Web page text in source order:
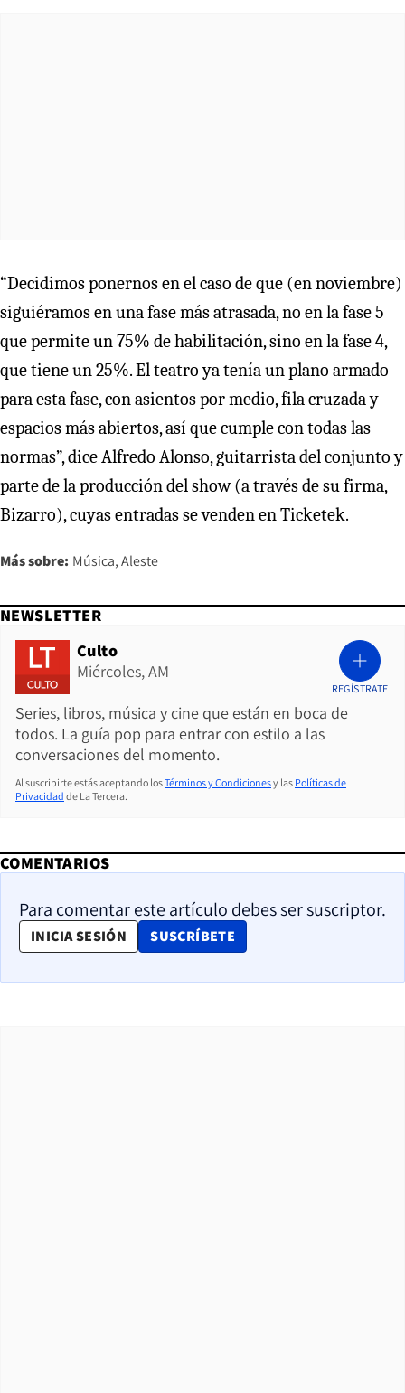
“Decidimos ponernos en el caso de que (en noviembre)
siguiéramos en una fase más atrasada, no en la fase 5
que permite un 75% de habilitación, sino en la fase 4,
que tiene un 25%. El teatro ya tenía un plano armado
para esta fase, con asientos por medio, fila cruzada y
espacios más abiertos, así que cumple con todas las
normas”, dice Alfredo Alonso, guitarrista del conjunto y
parte de la producción del show (a través de su firma,
Bizarro), cuyas entradas se venden en Ticketek.
Más sobre: Música Aleste
NEWSLETTER
Culto
Miércoles, AM
Series, libros, música y cine que están en boca de
todos. La guía pop para entrar con estilo a las
conversaciones del momento.
REGÍSTRATE
Al suscribirte estás aceptando losTérminos y Condicionesy las Políticas de
Privacidad de La Tercera.
COMENTARIOS
Para comentar este artículo debes ser suscriptor.
INICIA SESIÓN SUSCRÍBETE
OPENS IN NEW WINDOW